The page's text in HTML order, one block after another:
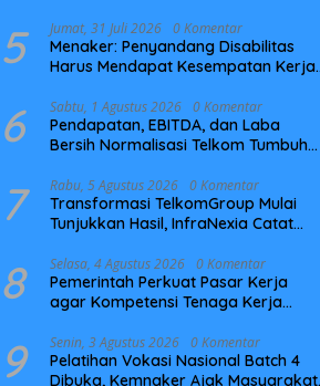
5 Jumat, 31 Juli 2026 0 Komentar
Menaker: Penyandang Disabilitas
Harus Mendapat Kesempatan Kerja
6 Sabtu, 1 Agustus 2026 0 Komentar
Pendapatan, EBITDA, dan Laba
Bersih Normalisasi Telkom Tumbuh
7 Rabu, 5 Agustus 2026 0 Komentar
Transformasi TelkomGroup Mulai
Tunjukkan Hasil, InfraNexia Catat
Digital Nasional
8 Selasa, 4 Agustus 2026 0 Komentar
Pemerintah Perkuat Pasar Kerja
agar Kompetensi Tenaga Kerja
9 Senin, 3 Agustus 2026 0 Komentar
Pelatihan Vokasi Nasional Batch 4
Dibuka, Kemnaker Ajak Masyarakat